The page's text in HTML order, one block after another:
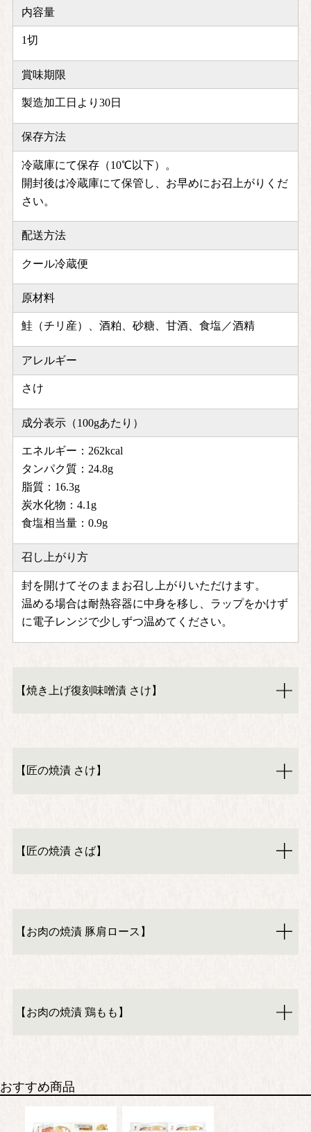
内容量
1切
賞味期限
製造加工日より30日
保存方法
冷蔵庫にて保存（10℃以下）。
開封後は冷蔵庫にて保管し、お早めにお召上がりくだ
さい。
配送方法
クール冷蔵便
原材料
鮭（チリ産）、酒粕、砂糖、甘酒、食塩／酒精
アレルギー
さけ
成分表示（100gあたり）
エネルギー：262kcal
タンパク質：24.8g
脂質：16.3g
炭水化物：4.1g
食塩相当量：0.9g
召し上がり方
封を開けてそのままお召し上がりいただけます。
温める場合は耐熱容器に中身を移し、ラップをかけず
に電子レンジで少しずつ温めてください。
【焼き上げ復刻味噌漬 さけ】
【匠の焼漬 さけ】
【匠の焼漬 さば】
【お肉の焼漬 豚肩ロース】
【お肉の焼漬 鶏もも】
おすすめ商品